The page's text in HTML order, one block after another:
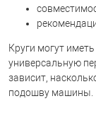
Круги могут
универсальную
зависит,
подошву машины.